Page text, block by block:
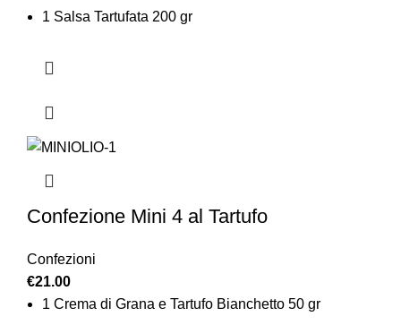
1 Salsa Tartufata 200 gr
Confezione Mini 4 al Tartufo
Confezioni
€21.00
1 Crema di Grana e Tartufo Bianchetto 50 gr